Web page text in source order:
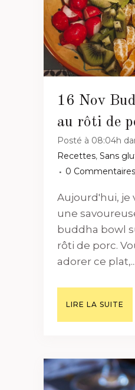
16 Nov
au rôti de
Posté à 08:04h
Recettes, Sans
0 Commentaires
Aujourd'hui, je
une
buddha bowl
rôti de porc.
adorer ce plat,...
LIRE LA SUITE